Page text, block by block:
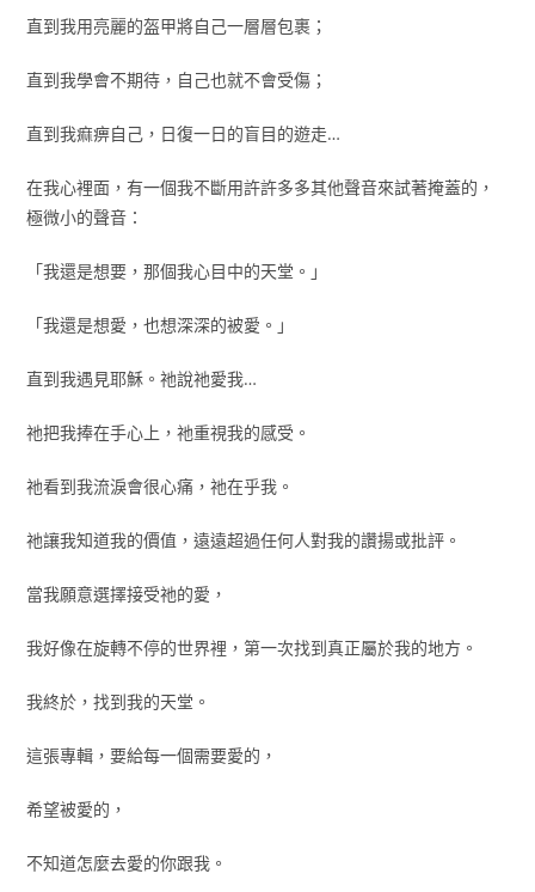
直到我用亮麗的盔甲將自己一層層包裹；
直到我學會不期待，自己也就不會受傷；
直到我痲痹自己，日復一日的盲目的遊走…
在我心裡面，有一個我不斷用許許多多其他聲音來試著掩蓋的，
極微小的聲音：
「我還是想要，那個我心目中的天堂。」
「我還是想愛，也想深深的被愛。」
直到我遇見耶穌。祂說祂愛我…
祂把我捧在手心上，祂重視我的感受。
祂看到我流淚會很心痛，祂在乎我。
祂讓我知道我的價值，遠遠超過任何人對我的讚揚或批評。
當我願意選擇接受祂的愛，
我好像在旋轉不停的世界裡，第一次找到真正屬於我的地方。
我終於，找到我的天堂。
這張專輯，要給每一個需要愛的，
希望被愛的，
不知道怎麼去愛的你跟我。